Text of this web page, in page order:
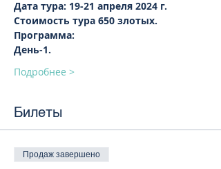
Дата тура: 19-21 апреля 2024 г.
Стоимость тура 650 злотых.
Программа:
День-1.
Подробнее >
Билеты
Продаж завершено